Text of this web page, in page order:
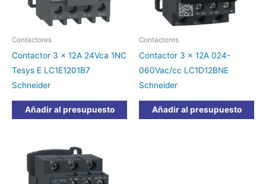
Contactores
Contactor 3 x 12A 24Vca 1NC
Tesys E LC1E1201B7
Schneider
Añadir al presupuesto
Contactores
Contactor 3 x 12A 024-
060Vac/cc LC1D12BNE
Schneider
Añadir al presupuesto